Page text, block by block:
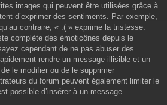
images qui peuvent être utilisées grâce à
d’exprimer des sentiments. Par exemple,
contraire, « :( » exprime la tristesse.
complète des émoticônes depuis le
cependant de ne pas abuser des
rendre un message illisible et un
le modifier ou de le supprimer
du forum peuvent également limiter le
possible d’insérer à un message.